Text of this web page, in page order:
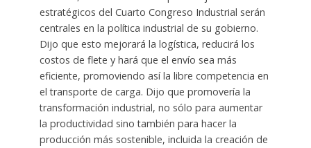
estratégicos del Cuarto Congreso Industrial serán
centrales en la política industrial de su gobierno.
Dijo que esto mejorará la logística, reducirá los
costos de flete y hará que el envío sea más
eficiente, promoviendo así la libre competencia en
el transporte de carga. Dijo que promovería la
transformación industrial, no sólo para aumentar
la productividad sino también para hacer la
producción más sostenible, incluida la creación de